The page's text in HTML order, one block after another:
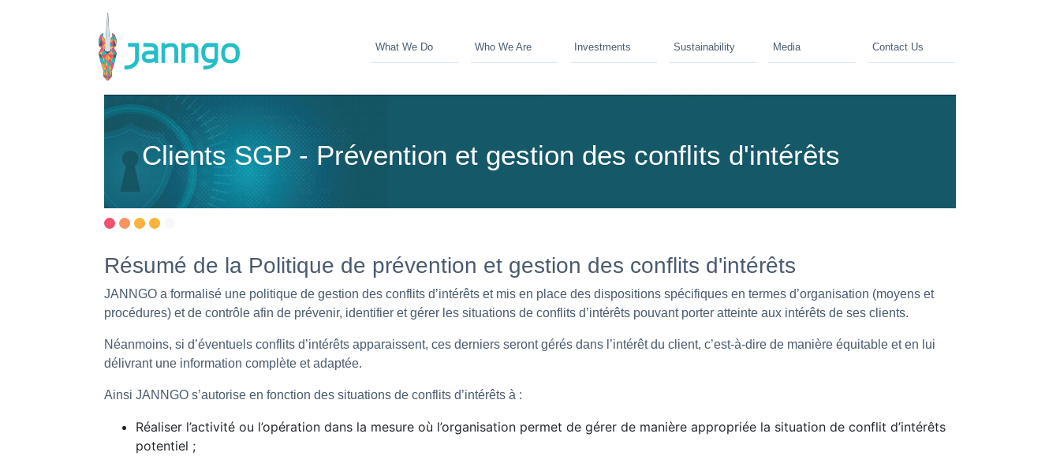
Main Navigation What We Do Who We Are Investments Sustainability Media Contact Us
Clients SGP - Prévention et gestion des conflits d'intérêts
Résumé de la Politique de prévention et gestion des conflits d'intérêts
JANNGO a formalisé une politique de gestion des conflits d’intérêts et mis en place des dispositions spécifiques en termes d’organisation (moyens et
procédures) et de contrôle afin de prévenir, identifier et gérer les situations de conflits d’intérêts pouvant porter atteinte aux intérêts de ses clients.
Néanmoins, si d’éventuels conflits d’intérêts apparaissent, ces derniers seront gérés dans l’intérêt du client, c’est-à-dire de manière équitable et en lui
délivrant une information complète et adaptée.
Ainsi JANNGO s’autorise en fonction des situations de conflits d’intérêts à :
Réaliser l’activité ou l’opération dans la mesure où l’organisation permet de gérer de manière appropriée la situation de conflit d’intérêts
potentiel ;